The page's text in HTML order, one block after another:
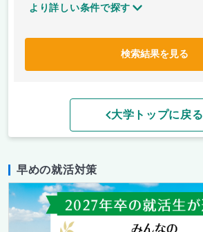
より詳しい条件で探す
検索結果を見る
大学トップに戻る
早めの就活対策